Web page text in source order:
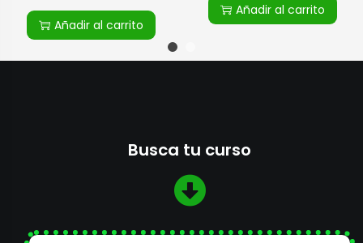
Añadir al carrito
Añadir al carrito
Busca tu curso